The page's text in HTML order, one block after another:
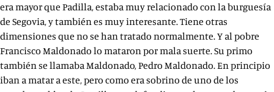
era mayor que Padilla, estaba muy relacionado con la burguesía
de Segovia, y también es muy interesante. Tiene otras
dimensiones que no se han tratado normalmente. Y al pobre
Francisco Maldonado lo mataron por mala suerte. Su primo
también se llamaba Maldonado, Pedro Maldonado. En principio
iban a matar a este, pero como era sobrino de uno de los